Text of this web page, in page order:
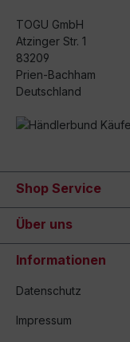
TOGU GmbH
Atzinger Str. 1
83209
Prien-Bachham
Deutschland
Shop Service
Über uns
Informationen
Datenschutz
Impressum